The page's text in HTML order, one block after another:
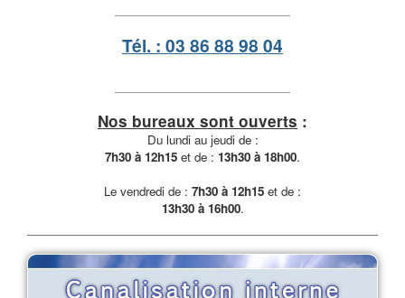
Tél. : 03 86 88 98 04
Nos bureaux sont ouverts :
Du lundi au jeudi de :
7h30 à 12h15 et de : 13h30 à 18h00.
Le vendredi de : 7h30 à 12h15 et de :
13h30 à 16h00.